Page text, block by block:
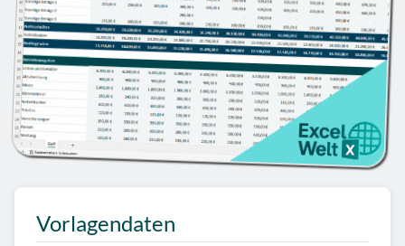
Vorlagendaten